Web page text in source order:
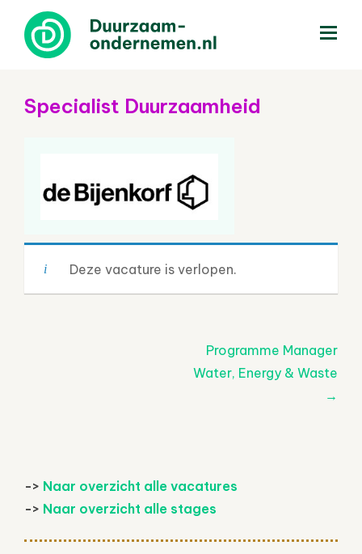
Specialist Duurzaamheid
Deze vacature is verlopen.
Programme Manager
Water, Energy & Waste
→
-> Naar overzicht alle vacatures
-> Naar overzicht alle stages